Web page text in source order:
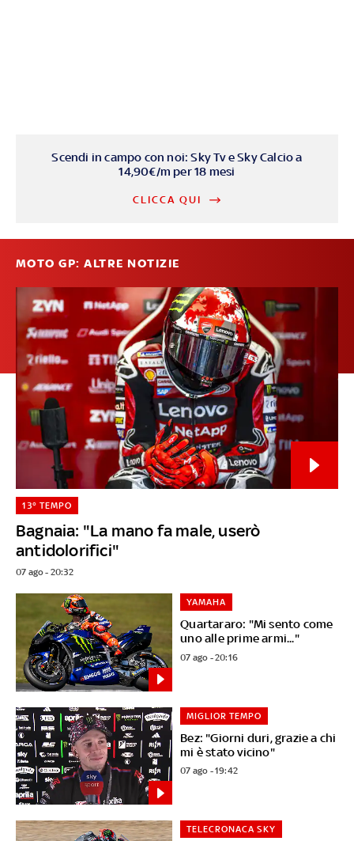
Scendi in campo con noi: Sky Tv e Sky Calcio a
14,90€/m per 18 mesi
CLICCA QUI
MOTO GP: ALTRE NOTIZIE
Bagnaia: "La mano fa male, userò
antidolorifici"
13° TEMPO
07 ago - 20:32
Quartararo: "Mi sento come
uno alle prime armi..."
YAMAHA
07 ago - 20:16
Bez: "Giorni duri, grazie a chi
mi è stato vicino"
MIGLIOR TEMPO
07 ago - 19:42
TELECRONACA SKY